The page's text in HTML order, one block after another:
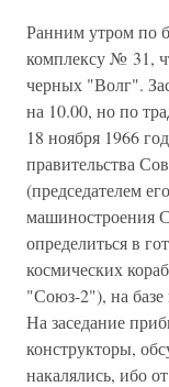
Ранним утром по
комплексу № 31,
черных "Волг".
на 10.00, но по
18 ноября 1966
правительства
(председателем
машиностроения
определиться в
космических
"Союз-2"), на базе
На заседание
конструкторы,
накалялись, ибо